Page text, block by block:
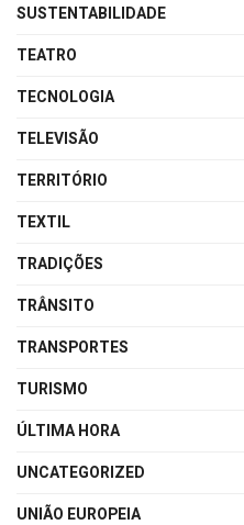
SUSTENTABILIDADE
TEATRO
TECNOLOGIA
TELEVISÃO
TERRITÓRIO
TEXTIL
TRADIÇÕES
TRÂNSITO
TRANSPORTES
TURISMO
ÚLTIMA HORA
UNCATEGORIZED
UNIÃO EUROPEIA